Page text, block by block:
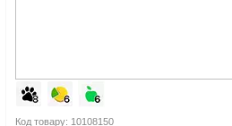
Код товару: 10108150